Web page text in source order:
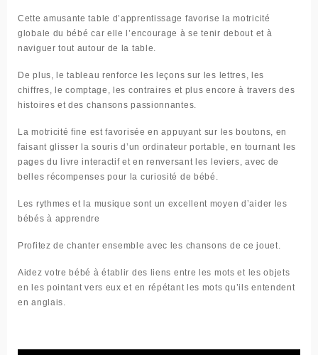
Cette amusante table d’apprentissage favorise la motricité
globale du bébé car elle l’encourage à se tenir debout et à
naviguer tout autour de la table.
De plus, le tableau renforce les leçons sur les lettres, les
chiffres, le comptage, les contraires et plus encore à travers des
histoires et des chansons passionnantes.
La motricité fine est favorisée en appuyant sur les boutons, en
faisant glisser la souris d’un ordinateur portable, en tournant les
pages du livre interactif et en renversant les leviers, avec de
belles récompenses pour la curiosité de bébé.
Les rythmes et la musique sont un excellent moyen d’aider les
bébés à apprendre
Profitez de chanter ensemble avec les chansons de ce jouet.
Aidez votre bébé à établir des liens entre les mots et les objets
en les pointant vers eux et en répétant les mots qu’ils entendent
en anglais.